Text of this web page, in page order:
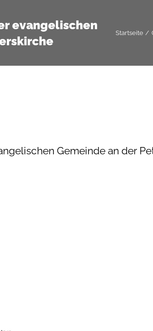
evangelischen
Startseite
Gemeinde an der